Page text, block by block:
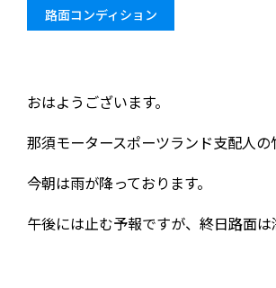
路面コンディション
おはようございます。
那須モータースポーツランド支配人の
今朝は雨が降っております。
午後には止む予報ですが、終日路面は